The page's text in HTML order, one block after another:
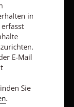
kündigen
in
E-Mail
Sie
.